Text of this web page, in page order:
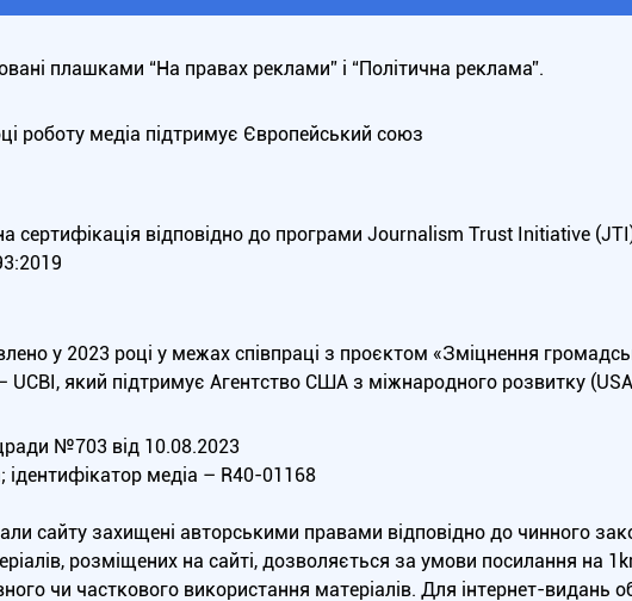
плашками “На правах реклами” і “Політична реклама”.
роботу медіа підтримує Європейський союз
сертифікація відповідно до програми Journalism Trust Initiative
у 2023 році у межах співпраці з проєктом «Зміцнення
UCBI, який підтримує Агентство США з міжнародного розвитку
№703 від 10.08.2023
ідентифікатор медіа – R40-01168
сайту захищені авторськими правами відповідно до чинного
розміщених на сайті, дозволяється за умови посилання на
чи часткового використання матеріалів. Для інтернет-видань